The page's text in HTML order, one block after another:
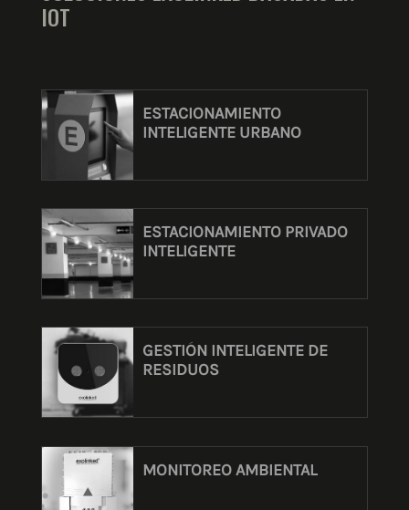
IOT
ESTACIONAMIENTO
INTELIGENTE URBANO
ESTACIONAMIENTO PRIVADO
INTELIGENTE
GESTIÓN INTELIGENTE DE
RESIDUOS
MONITOREO AMBIENTAL